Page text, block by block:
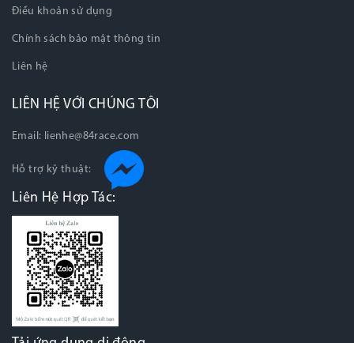
Điều khoản sử dụng
Chính sách bảo mật thông tin
Liên hệ
LIÊN HỆ VỚI CHÚNG TÔI
Email: lienhe@84race.com
Hỗ trợ kỹ thuật:
Liên Hệ Hợp Tác: